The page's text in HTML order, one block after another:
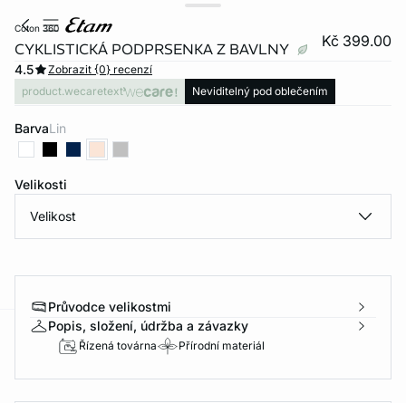
coton 360
CYKLISTICKÁ PODPRSENKA Z BAVLNY Kč 399.00
4.5
Zobrazit {0} recenzí
product.wecaretext
Neviditelný pod oblečením
Barva lin
Velikosti
Velikost
Průvodce velikostmi
Popis, složení, údržba a závazky
Řízená továrna Přírodní materiál